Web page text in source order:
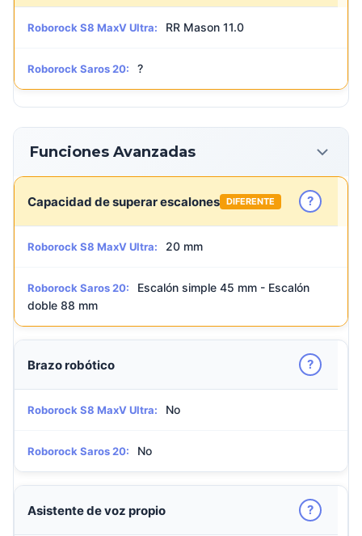
Roborock S8 MaxV Ultra: RR Mason 11.0
Roborock Saros 20: ?
Funciones Avanzadas
Capacidad de superar escalones DIFERENTE ?
Roborock S8 MaxV Ultra: 20 mm
Roborock Saros 20:
Escalón simple 45 mm - Escalón
doble 88 mm
Brazo robótico ?
Roborock S8 MaxV Ultra: No
Roborock Saros 20: No
Asistente de voz propio ?